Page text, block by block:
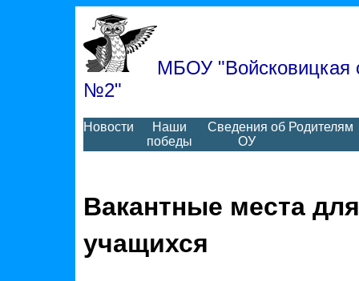
МБОУ "Войсковицкая
№2"
Новости
Наши
победы
Сведения об
ОУ
Родителям
Вакантные места
учащихся